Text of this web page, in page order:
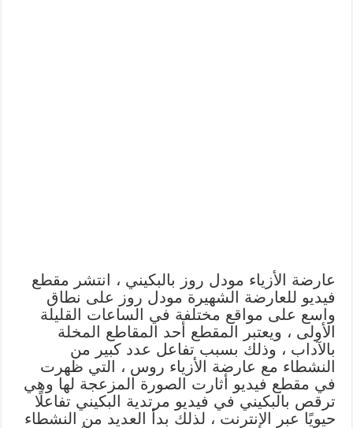
عارضة الأزياء مودل روز بالبكيني ، انتشر مقطع
فيديو للعارضة الشهيرة مودل روز على نطاق
واسع على مواقع مختلفة في الساعات القليلة
الأولى ، ويعتبر المقطع أحد المقاطع المخلة
بالآداب ، وذلك بسبب تفاعل عدد كبير من
النشطاء مع عارضة الأزياء روس ، التي ظهرت
في مقطع فيديو أثارت الصورة المزعجة لها وهي
ترقص بالبكيني في فيديو مرتدية البكيني تفاعلًا
حيويًا عبر الإنترنت ، لذلك بدأ العديد من النشطاء